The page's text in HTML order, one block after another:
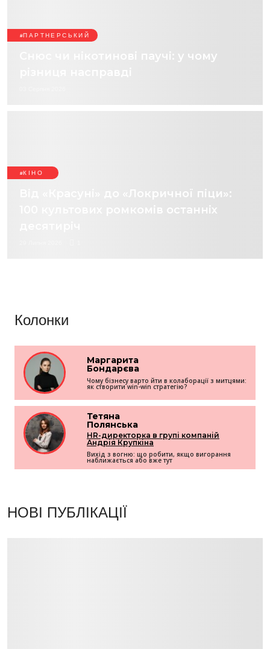
ПАРТНЕРСЬКИЙ
Снюс чи нікотинові паучі: у чому
КІНО
Від «Красуні» до «Локричної піци»:
100 культових ромкомів останніх
Колонки
Маргарита
Бондарєва
Чому бізнесу варто йти в колаборації з митцями:
як створити win-win стратегію?
Тетяна
Полянська
HR-директорка в групі компаній
Андрія Крупкіна
Вихід з вогню: що робити, якщо вигорання
наближається або вже тут
НОВІ ПУБЛІКАЦІЇ